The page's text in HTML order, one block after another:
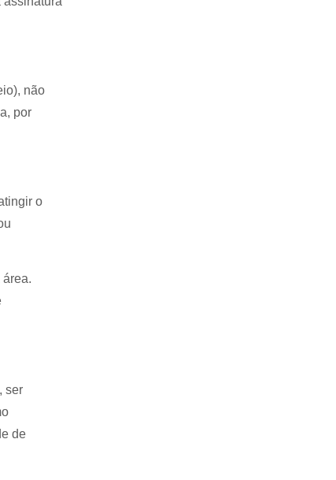
não
por
o
ser
de